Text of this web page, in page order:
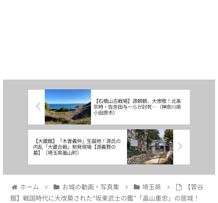
【石橋山古戦場】源頼朝、大惨敗！北条
宗時・佐奈田与一らが討死…（神奈川県
小田原市）
【大蔵館】「木曽義仲」生誕地！源氏の
内乱「大蔵合戦」勃発現場【源義賢の
墓】（埼玉県嵐山町）
ホーム お城の動画・写真集 埼玉県
【菅谷
館】戦国時代に大改築された“坂東武士の鑑”「畠山重忠」の居城！